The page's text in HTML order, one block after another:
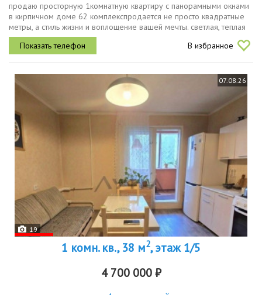
продаю просторную 1комнатную квартиру с панорамными окнами
в кирпичном доме 62 комплекспродается не просто квадратные
метры, а стиль жизни и воплощение вашей мечты. светлая, теплая
однокомнатная квартира в качественном кирпичном доме, где
каждый...
В избранное
07.08.26
19
1 комн. кв., 38 м2, этаж 1/5
4 700 000 ₽